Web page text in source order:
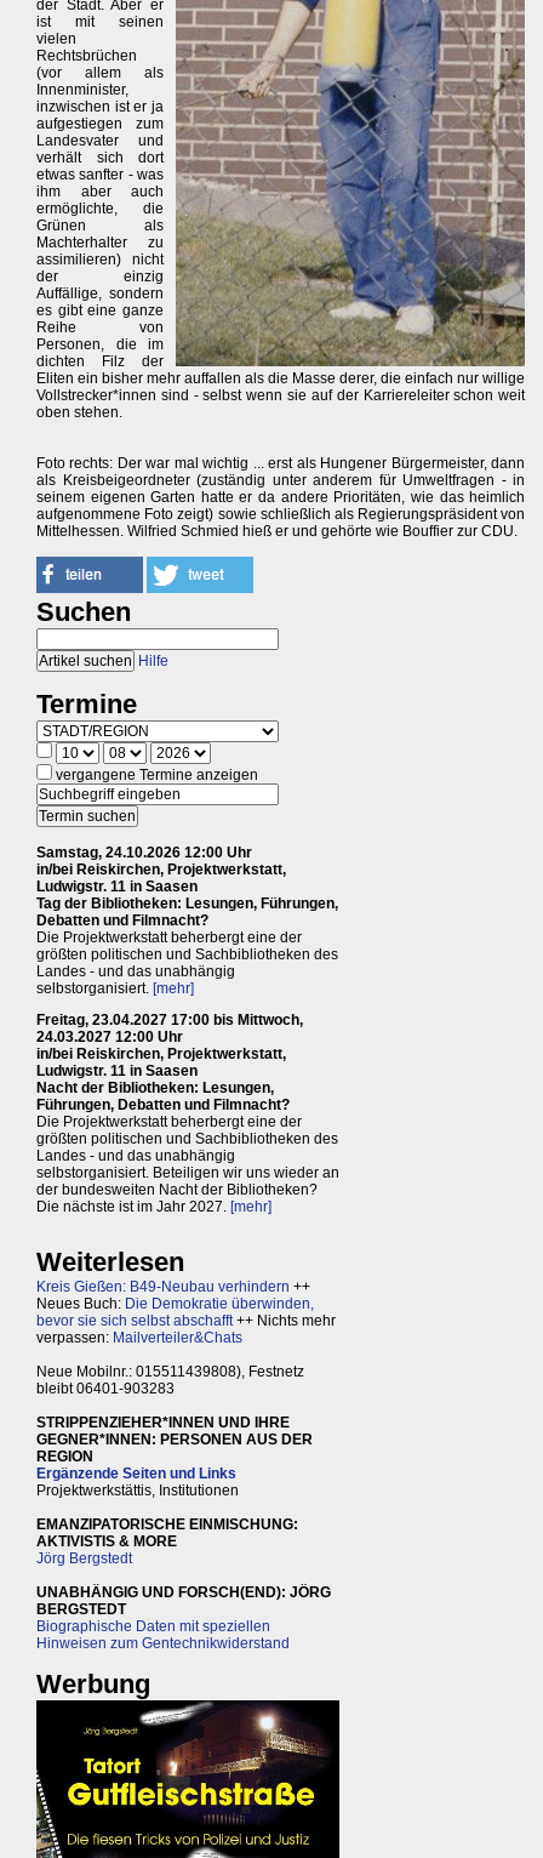
der Stadt. Aber er
ist mit seinen
vielen
Rechtsbrüchen
(vor allem als
Innenminister,
inzwischen ist er ja
aufgestiegen zum
Landesvater und
verhält sich dort
etwas sanfter - was
ihm aber auch
ermöglichte, die
Grünen als
Machterhalter zu
assimilieren) nicht
der einzig
Auffällige, sondern
es gibt eine ganze
Reihe von
Personen, die im
dichten Filz der
Eliten ein bisher mehr auffallen als die Masse derer, die einfach nur willige
Vollstrecker*innen sind - selbst wenn sie auf der Karriereleiter schon weit
oben stehen.
Foto rechts: Der war mal wichtig ... erst als Hungener Bürgermeister, dann
als Kreisbeigeordneter (zuständig unter anderem für Umweltfragen - in
seinem eigenen Garten hatte er da andere Prioritäten, wie das heimlich
aufgenommene Foto zeigt) sowie schließlich als Regierungspräsident von
Mittelhessen. Wilfried Schmied hieß er und gehörte wie Bouffier zur CDU.
Suchen
Hilfe
Termine
vergangene Termine anzeigen
Samstag, 24.10.2026 12:00 Uhr
in/bei Reiskirchen, Projektwerkstatt,
Ludwigstr. 11 in Saasen
Tag der Bibliotheken: Lesungen, Führungen,
Debatten und Filmnacht?
Die Projektwerkstatt beherbergt eine der
größten politischen und Sachbibliotheken des
Landes - und das unabhängig
selbstorganisiert. [mehr]
Freitag, 23.04.2027 17:00 bis Mittwoch,
24.03.2027 12:00 Uhr
in/bei Reiskirchen, Projektwerkstatt,
Ludwigstr. 11 in Saasen
Nacht der Bibliotheken: Lesungen,
Führungen, Debatten und Filmnacht?
Die Projektwerkstatt beherbergt eine der
größten politischen und Sachbibliotheken des
Landes - und das unabhängig
selbstorganisiert. Beteiligen wir uns wieder an
der bundesweiten Nacht der Bibliotheken?
Die nächste ist im Jahr 2027. [mehr]
Weiterlesen
Kreis Gießen: B49-Neubau verhindern ++
Neues Buch: Die Demokratie überwinden,
bevor sie sich selbst abschafft++ Nichts mehr
verpassen: Mailverteiler&Chats
Neue Mobilnr.: 015511439808), Festnetz
bleibt 06401-903283
STRIPPENZIEHER*INNEN UND IHRE
GEGNER*INNEN: PERSONEN AUS DER
REGION
Ergänzende Seiten und Links
Projektwerkstättis, Institutionen
EMANZIPATORISCHE EINMISCHUNG:
AKTIVISTIS & MORE
Jörg Bergstedt
UNABHÄNGIG UND FORSCH(END): JÖRG
BERGSTEDT
Biographische Daten mit speziellen
Hinweisen zum Gentechnikwiderstand
Werbung